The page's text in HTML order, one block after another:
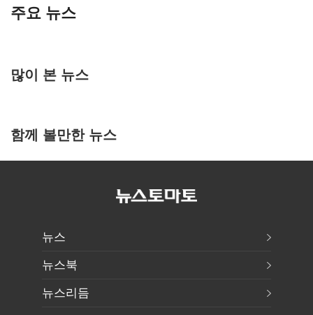
주요 뉴스
많이 본 뉴스
함께 볼만한 뉴스
뉴스
뉴스북
뉴스리듬